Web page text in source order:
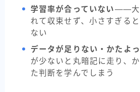
学習率が合っていない——大
れて収束せず、小さすぎる
ない
データが足りない・かたよ
が少ないと丸暗記に走り、
た判断を学んでしまう